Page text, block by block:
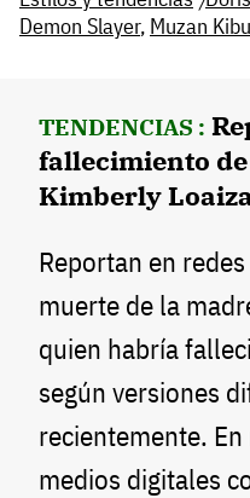
Demon Slayer, Muzan
TENDENCIAS :
fallecimiento
Kimberly
Reportan en
muerte de la
quien habría
según versiones
recientemente.
medios digitales